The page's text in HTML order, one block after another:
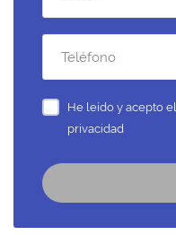
He leído y acepto el
privacidad